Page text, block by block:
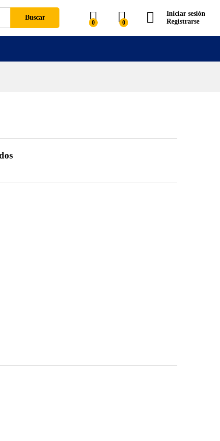
Buscar
0 0
Iniciar sesión
Registrarse